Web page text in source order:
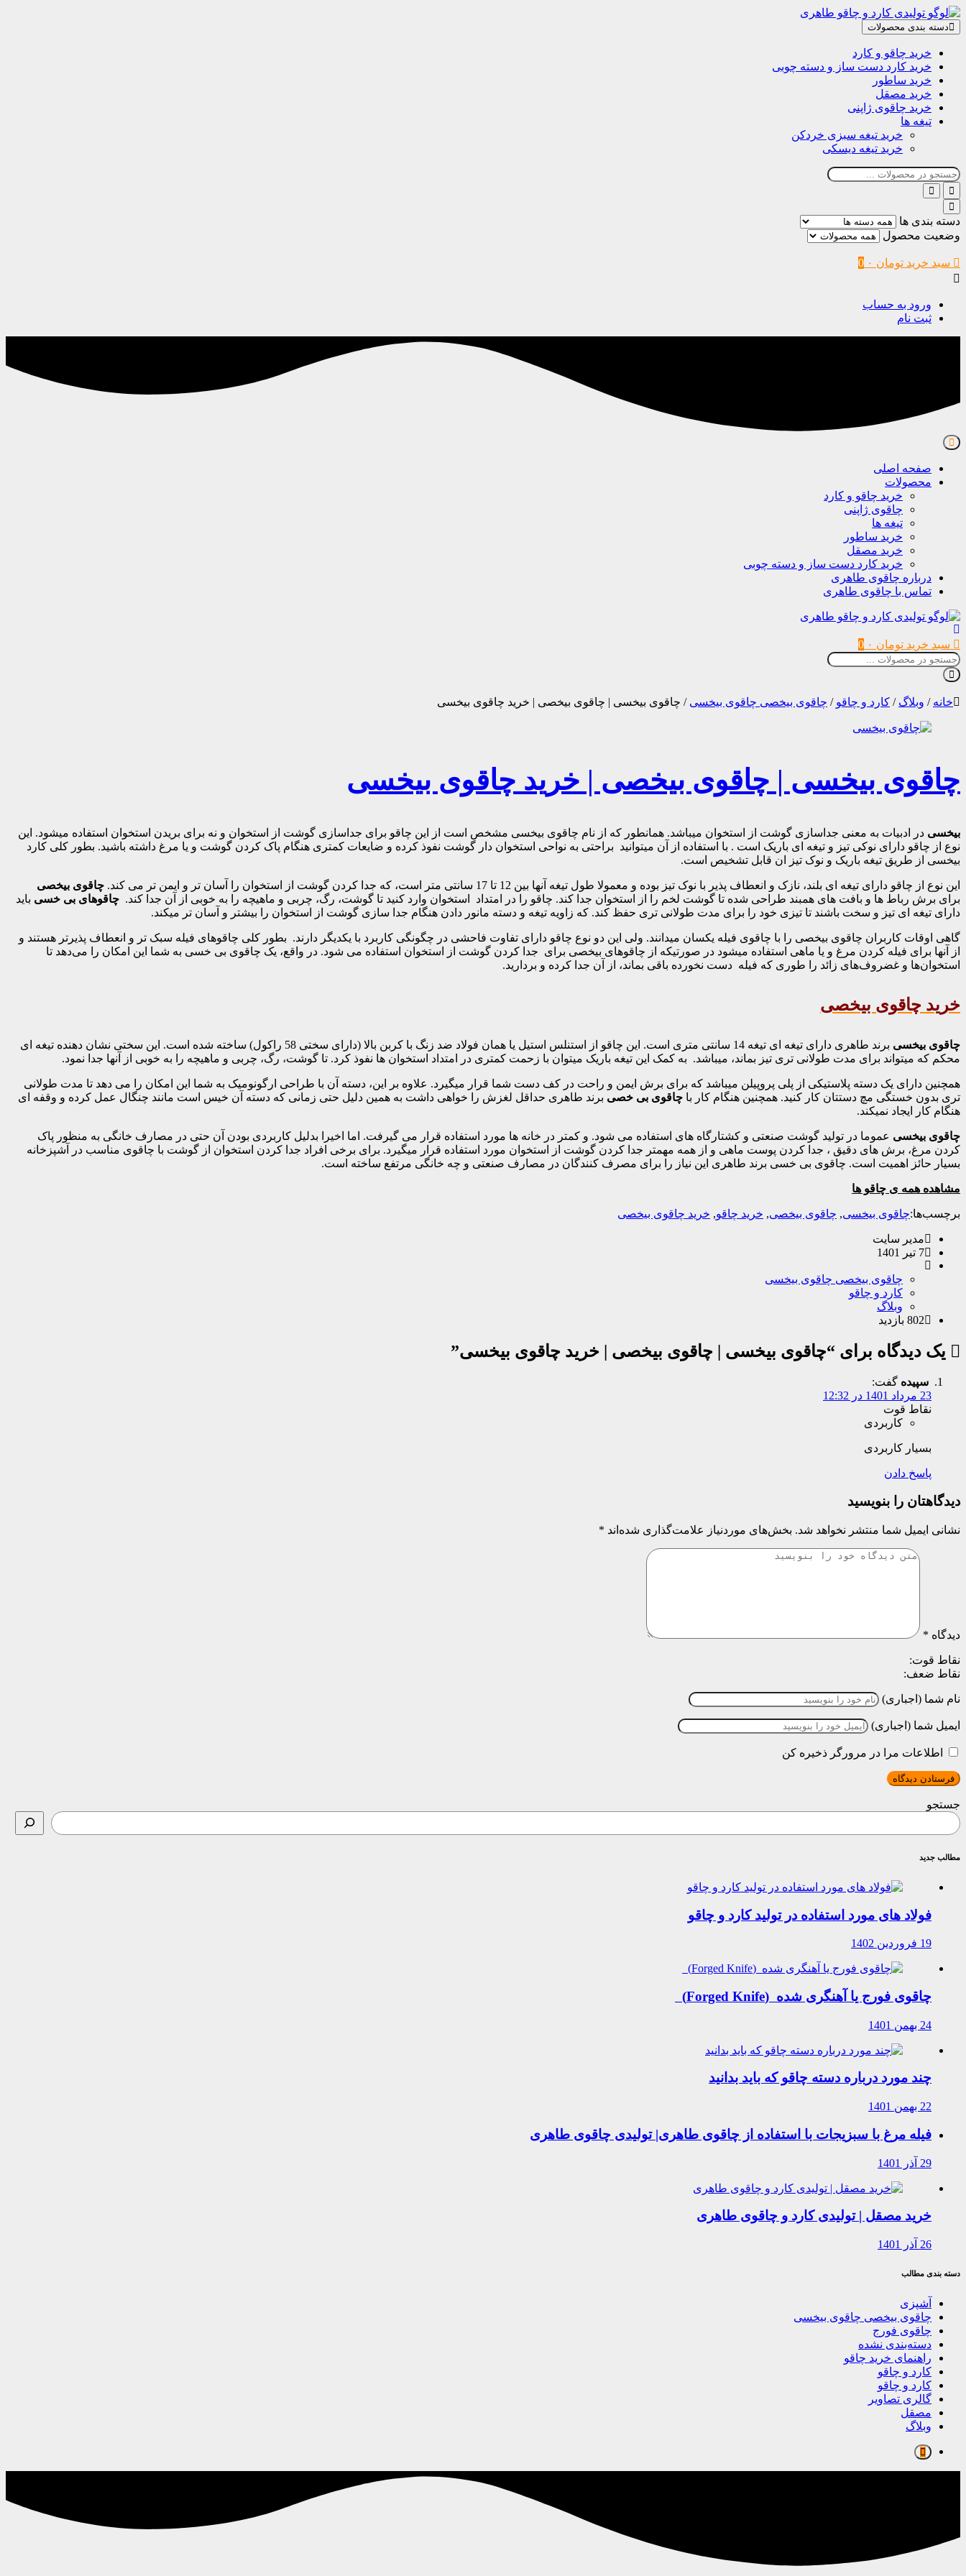
دسته بندی محصولات
خرید چاقو و کارد
خرید کارد دست ساز و دسته چوبی
خرید ساطور
خرید مصقل
خرید چاقوی ژاپنی
تیغه ها
خرید تیغه سبزی خردکن
خرید تیغه دیسکی
دسته بندی ها
وضعیت محصول
سبد خرید تومان 0
ورود به حساب
ثبت نام
صفحه اصلی
محصولات
خرید چاقو و کارد
چاقوی ژاپنی
تیغه ها
خرید ساطور
خرید مصقل
خرید کارد دست ساز و دسته چوبی
درباره چاقوی طاهری
تماس با چاقوی طاهری
سبد خرید تومان 0
خانه / وبلاگ / کارد و چاقو / چاقوی بیخصی چاقوی بیخسی / چاقوی بیخسی | چاقوی بیخصی | خرید چاقوی بیخسی
چاقوی بیخسی | چاقوی بیخصی | خرید چاقوی بیخسی
بیخسی در ادبیات به معنی جداسازی گوشت از استخوان میباشد. همانطور که از نام چاقوی بیخسی مشخص است از این چاقو برای جداسازی گوشت از استخوان و نه برای بریدن استخوان استفاده میشود. این
نوع از چاقو دارای نوکی تیز و تیغه ای باریک است . با استفاده از آن میتوانید براحتی به نواحی استخوان دار گوشت نفوذ کرده و ضایعات کمتری هنگام پاک کردن گوشت و یا مرغ داشته باشید. بطور کلی کارد
بیخسی از طریق تیغه باریک و نوک تیز ان قابل تشخیص است.
این نوع از چاقو دارای تیغه ای بلند، نازک و انعطاف پذیر با نوک تیز بوده و معمولا طول تیغه آنها بین 12 تا 17 سانتی متر است، که جدا کردن گوشت از استخوان را آسان تر و ایمن تر می کند.
چاقوی بیخصی
برای برش رباط ها و بافت های همبند طراحی شده تا گوشت لخم را از استخوان جدا کند. چاقو را در امتداد استخوان وارد کنید تا گوشت، رگ، چربی و ماهیچه را به خوبی از آن جدا کند. چاقوهای بی خسی باید
دارای تیغه ای تیز و سخت باشند تا تیزی خود را برای مدت طولانی تری حفظ کند. که زاویه تیغه و دسته مانور دادن هنگام جدا سازی گوشت از استخوان را بیشتر و آسان تر میکند.
گاهی اوقات کاربران چاقوی بیخصی را با چاقوی فیله یکسان میدانند. ولی این دو نوع چاقو دارای تفاوت فاحشی در چگونگی کاربرد با یکدیگر دارند. بطور کلی چاقوهای فیله سبک تر و انعطاف پذیرتر هستند و
از آنها برای فیله کردن مرغ و یا ماهی استفاده میشود در صورتیکه از چاقوهای بیخصی برای جدا کردن گوشت از استخوان استفاده می شود. در واقع، یک چاقوی بی خسی به شما این امکان را می‌دهد تا
استخوان‌ها و غضروف‌های زائد را طوری که فیله دست نخورده باقی بماند، از آن جدا کرده و بردارید.
خرید چاقوی بیخصی
چاقوی بیخسی
برند طاهری دارای تیغه ای تیغه 14 سانتی متری است. این چاقو از استنلس استیل یا همان فولاد ضد زنگ با کربن بالا (دارای سختی 58 راکول) ساخته شده است. این سختی نشان دهنده تیغه ای
محکم که میتواند برای مدت طولانی تری تیز بماند، میباشد. به کمک این تیغه باریک میتوان با زحمت کمتری در امتداد استخوان ها نفوذ کرد. تا گوشت، رگ، چربی و ماهیچه را به خوبی از آنها جدا نمود.
همچنین دارای یک دسته پلاستیکی از پلی پروپیلن میباشد که برای برش ایمن و راحت در کف دست شما قرار میگیرد. علاوه بر این، دسته آن با طراحی ارگونومیک به شما این امکان را می دهد تا مدت طولانی
تری بدون خستگی مچ دستتان کار کنید. همچنین هنگام کار با چاقوی بی خصی برند طاهری حداقل لغزش را خواهی داشت به همین دلیل حتی زمانی که دسته آن خیس است مانند چنگال عمل کرده و وقفه ای
هنگام کار ایجاد نمیکند.
چاقوی بیخسی عموما در تولید گوشت صنعتی و کشتارگاه های استفاده می شود. و کمتر در خانه ها مورد استفاده قرار می گیرفت. اما اخیرا بدلیل کاربردی بودن آن حتی در مصارف خانگی به منظور پاک
کردن مرغ، برش های دقیق ، جدا کردن پوست ماهی و از همه مهمتر جدا کردن گوشت از استخوان مورد استفاده قرار میگیرد. برای برخی افراد جدا کردن استخوان از گوشت با چاقوی مناسب در آشپزخانه
بسیار حائز اهمیت است. چاقوی بی خسی برند طاهری این نیاز را برای مصرف کنندگان در مصارف صنعتی و چه خانگی مرتفع ساخته است.
مشاهده همه ی چاقو ها
برچسب‌ها:چاقوی بیخسی, چاقوی بیخصی, خرید چاقو, خرید چاقوی بیخصی
مدیر سایت
7 تیر 1401
چاقوی بیخصی چاقوی بیخسی
کارد و چاقو
وبلاگ
802 بازدید
یک دیدگاه برای “چاقوی بیخسی | چاقوی بیخصی | خرید چاقوی بیخسی”
سپیده گفت:
23 مرداد 1401 در 12:32
نقاط قوت
کاربردی
بسیار کاربردی
پاسخ دادن
دیدگاهتان را بنویسید
نشانی ایمیل شما منتشر نخواهد شد. بخش‌های موردنیاز علامت‌گذاری شده‌اند *
دیدگاه *
نقاط قوت:
نقاط ضعف:
نام شما (اجباری)
ایمیل شما (اجباری)
اطلاعات مرا در مرورگر ذخیره کن
جستجو
مطالب جدید
فولاد های مورد استفاده در تولید کارد و چاقو
19 فروردین 1402
چاقوی فورج یا آهنگری شده (Forged Knife)
24 بهمن 1401
چند مورد درباره دسته چاقو که باید بدانید
22 بهمن 1401
فیله مرغ با سبزیجات با استفاده از چاقوی طاهری| تولیدی چاقوی طاهری
29 آذر 1401
خرید مصقل | تولیدی کارد و چاقوی طاهری
26 آذر 1401
دسته بندی مطالب
آشپزی
چاقوی بیخصی چاقوی بیخسی
چاقوی فورج
دسته‌بندی نشده
راهنمای خرید چاقو
کارد و چاقو
کارد و چاقو
گالری تصاویر
مصقل
وبلاگ